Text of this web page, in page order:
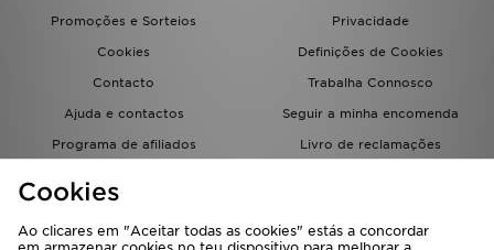
Promoções e Sorteios
Privacidade
Cookies
Definições de Cookies
Contacto
Trabalha Connosco
Ajuda e contactos
Seguir a minha encomenda
Programa de afiliados
Livro de reclamações
Cookies
Ao clicares em "Aceitar todas as cookies" estás a concordar